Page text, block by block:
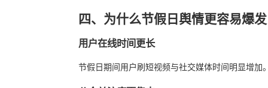
四、为什么节假日舆情更容易爆发
用户在线时间更长
节假日期间用户刷短视频与社交媒体时间明显增加。